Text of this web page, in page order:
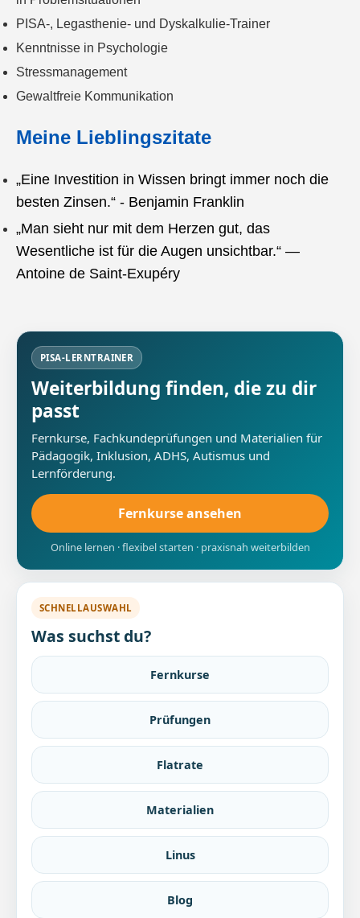
PISA-, Legasthenie- und Dyskalkulie-Trainer
Kenntnisse in Psychologie
Stressmanagement
Gewaltfreie Kommunikation
Meine Lieblingszitate
„Eine Investition in Wissen bringt immer noch die
besten Zinsen.“ - Benjamin Franklin
„Man sieht nur mit dem Herzen gut, das
Wesentliche ist für die Augen unsichtbar.“ —
Antoine de Saint-Exupéry
PISA-LERNTRAINER
Weiterbildung finden, die zu dir
passt
Fernkurse, Fachkundeprüfungen und Materialien für
Pädagogik, Inklusion, ADHS, Autismus und
Lernförderung.
Fernkurse ansehen
Online lernen · flexibel starten · praxisnah weiterbilden
SCHNELLAUSWAHL
Was suchst du?
Fernkurse
Prüfungen
Flatrate
Materialien
Linus
Blog